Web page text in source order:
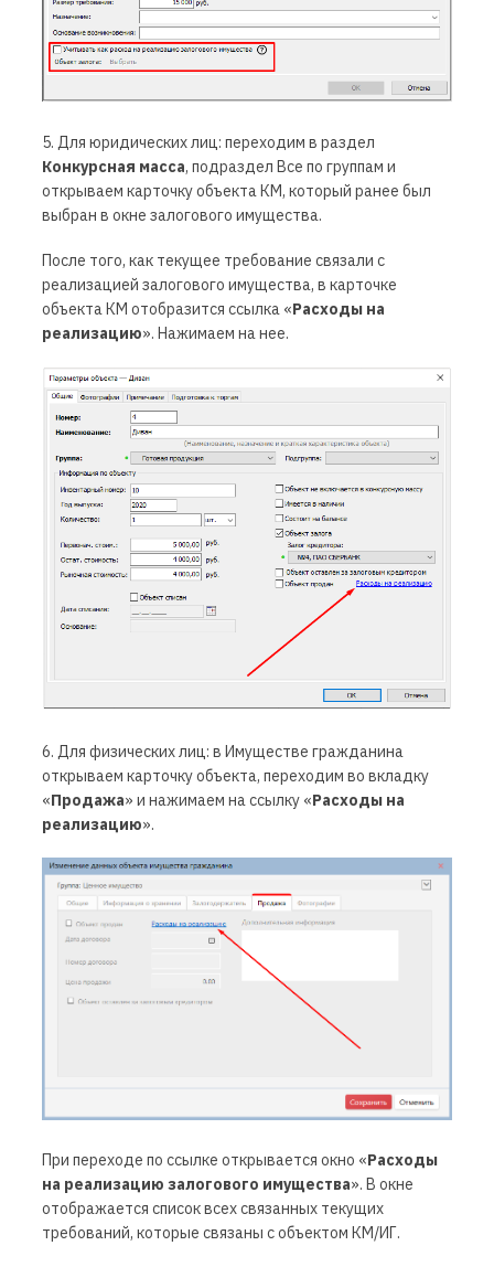
5. Для юридических лиц: переходим в раздел
Конкурсная масса, подраздел Все по группам и
открываем карточку объекта КМ, который ранее был
выбран в окне залогового имущества.
После того, как текущее требование связали с
реализацией залогового имущества, в карточке
объекта КМ отобразится ссылка «Расходы на
реализацию». Нажимаем на нее.
6. Для физических лиц: в Имуществе гражданина
открываем карточку объекта, переходим во вкладку
«Продажа» и нажимаем на ссылку «Расходы на
реализацию».
При переходе по ссылке открывается окно «Расходы
на реализацию залогового имущества». В окне
отображается список всех связанных текущих
требований, которые связаны с объектом КМ/ИГ.